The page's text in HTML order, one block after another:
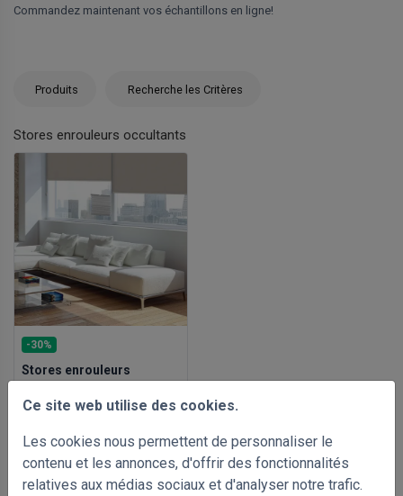
Ce site web utilise des cookies.
Les cookies nous permettent de personnaliser le
contenu et les annonces, d'offrir des fonctionnalités
relatives aux médias sociaux et d'analyser notre trafic.
Commandez maintenant vos échantillons en ligne!
Produits Recherche les Critères
Stores enrouleurs occultants
-30%
Stores enrouleurs
500 x 1000mm
Prix Avec TVA